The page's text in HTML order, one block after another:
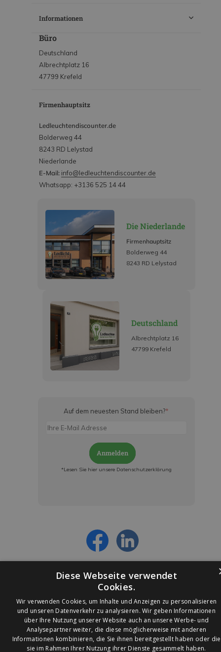
Informationen
Büro
Deutschland
Albrechtplatz 16
47799 Krefeld
Firmenhauptsitz
Ledleuchtendiscounter.de
Bolderweg 44
8243 RD Lelystad
Niederlande
E-Mail: info@ledleuchtendiscounter.de
Whatsapp: +3136 525 14 44
Die Niederlande
Firmenhauptsitz
Bolderweg 44
8243 RD Lelystad
Deutschland
Albrechtplatz 16
47799 Krefeld
Auf dem neuesten Stand bleiben?*
Anmelden
*Lesen Sie hier unsere Datenschutzerklärung
© 2026 Ledleuchtendiscounter.de
Diese Webseite verwendet
Cookies.
Wir verwenden Cookies, um Inhalte und Anzeigen zu personalisieren
und unseren Datenverkehr zu analysieren. Wir geben Informationen
über Ihre Nutzung unserer Website auch an unsere Werbe- und
Analysepartner weiter, die diese möglicherweise mit anderen
Informationen kombinieren, die Sie ihnen bereitgestellt haben oder die
sie im Rahmen Ihrer Nutzung ihrer Dienste gesammelt haben.